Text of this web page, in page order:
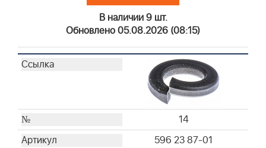
В наличии 9 шт.
Обновлено 05.08.2026 (08:15)
14
596 23 87-01